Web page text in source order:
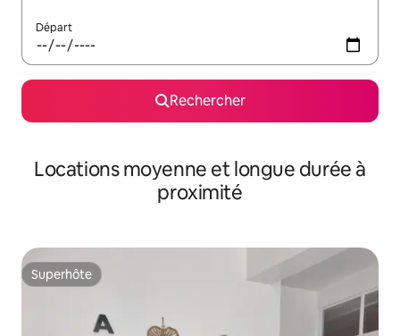
Départ
Rechercher
Locations moyenne et longue durée à
proximité
Superhôte
Superhôte